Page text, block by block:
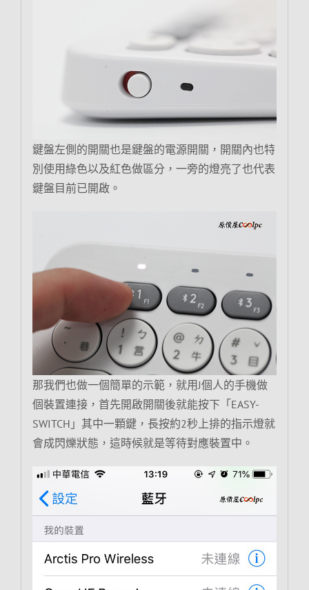
鍵盤左側的開關也是鍵盤的電源開關，開關內也特
別使用綠色以及紅色做區分，一旁的燈亮了也代表
鍵盤目前已開啟。
那我們也做一個簡單的示範，就用J個人的手機做
個裝置連接，首先開啟開關後就能按下「EASY-
SWITCH」其中一顆鍵，長按約2秒上排的指示燈就
會成閃爍狀態，這時候就是等待對應裝置中。